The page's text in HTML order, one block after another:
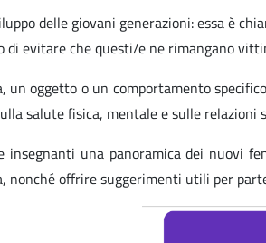
delle giovani generazioni: essa è
di evitare che questi/e ne rimangano
un oggetto o un comportamento
salute fisica, mentale e sulle relazioni
una panoramica dei nuovi
nonché offrire suggerimenti utili per